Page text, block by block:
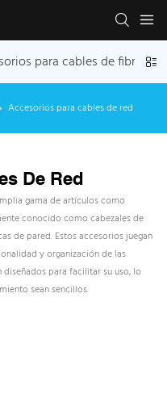
para cables de fibra
Accesorios para cables de red
De Red
gama de artículos como
conocido como cabezales de
de pared. Estos accesorios juegan
y organización de las
para facilitar su uso, lo
sean sencillos.